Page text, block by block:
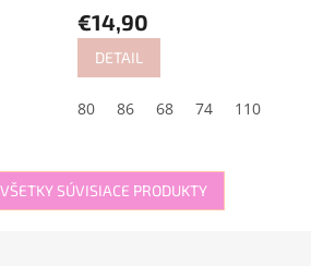
€14,90
DETAIL
80 86 68 74 110
SÚVISIACE PRODUKTY